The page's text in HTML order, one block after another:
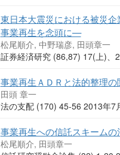
東日本大震災における被災
事業再生を念頭に—
松尾順介, 中野瑞彦, 田頭章一
証券経済研究 (86,87) 17(上)、
事業再生ＡＤＲと法的整理
田頭 章一
法の支配 (170) 45-56 2013年7
事業再生への信託スキーム
松尾順介, 田頭章一